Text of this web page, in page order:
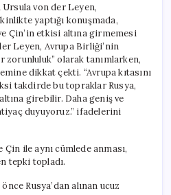
ve
Jeopolitik
Gelişmelere
Dair
Tartışmalı
Açıklama
için
Ursula von der Leyen,
yaptığı konuşmada,
Çin’in etkisi altına girmemesi
Leyen, Avrupa Birliği’nin
olarak tanımlarken,
dikkat çekti. “Avrupa kıtasını
takdirde bu topraklar Rusya,
girebilir. Daha geniş ve
duyuyoruz.” ifadelerini
ile aynı cümlede anması,
tepki topladı.
Rusya’dan alınan ucuz